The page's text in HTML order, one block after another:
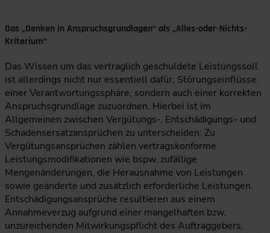
Das „Denken in Anspruchsgrundlagen“ als „Alles-oder-Nichts-
Kriterium“
Das Wissen um das vertraglich geschuldete Leistungssoll
ist allerdings nicht nur essentiell dafür, Störungseinflüsse
einer Verantwortungssphäre, sondern auch einer korrekten
Anspruchsgrundlage zuzuordnen. Hierbei ist im
Allgemeinen zwischen Vergütungs-, Entschädigungs- und
Schadensersatzansprüchen zu unterscheiden: Zu
Vergütungsansprüchen zählen vertragskonforme
Leistungsmodifikationen wie bspw. zufällige
Mengenänderungen, die Herausnahme von Leistungen
sowie geänderte und zusätzlich erforderliche Leistungen.
Entschädigungsansprüche resultieren aus einem
Annahmeverzug aufgrund einer mangelhaften bzw.
unzureichenden Mitwirkungspflicht des Auftraggebers,